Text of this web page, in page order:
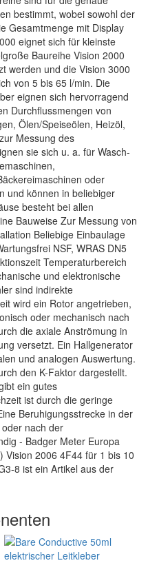
bestimmt, wobei sowohl der
Gesamtmenge mit Display
eignet sich für kleinste
Baureihe Vision 2000
werden und die Vision 3000
von 5 bis 65 l/min. Die
eignen sich hervorragend
Durchflussmengen von
Ölen/Speiseölen, Heizöl,
Messung des
sie sich u. a. für Wasch-
oder
und können in beliebiger
besteht bei allen
Bauweise Zur Messung von
Beliebige Einbaulage
NSF, WRAS DN5
Temperaturbereich
und elektronische
sind indirekte
wird ein Rotor angetrieben,
oder mechanisch nach
die axiale Anströmung in
versetzt. Ein Hallgenerator
und analogen Auswertung.
den K-Faktor dargestellt.
ein gutes
ist durch die geringe
Beruhigungsstrecke in der
nach der
- Badger Meter Europa
Vision 2006 4F44 für 1 bis 10
8 ist ein Artikel aus der